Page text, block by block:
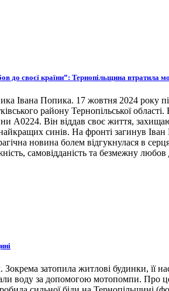
до своєї країни”: Тернопільщина втратила
Івана Попика. 17 жовтня 2024 року
району Тернопільської
А0224. Він віддав своє життя,
синів. На фронті загинув
новина болем відгукнулася в
самовідданість та безмежну
затопила житлові будинки, її
воду за допомогою мотопомпи. Про